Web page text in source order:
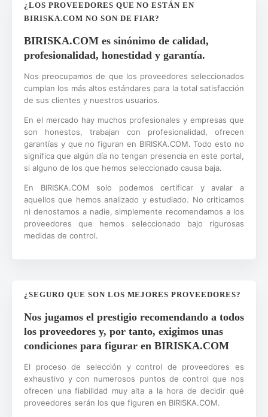
¿LOS PROVEEDORES QUE NO ESTÁN EN
BIRISKA.COM NO SON DE FIAR?
BIRISKA.COM es sinónimo de calidad,
profesionalidad, honestidad y garantía.
Nos preocupamos de que los proveedores seleccionados
cumplan los más altos estándares para la total satisfacción
de sus clientes y nuestros usuarios.
En el mercado hay muchos profesionales y empresas que
son honestos, trabajan con profesionalidad, ofrecen
garantías y que no figuran en BIRISKA.COM. Todo esto no
significa que algún día no tengan presencia en este portal,
si alguno de los que hemos seleccionado causa baja.
En BIRISKA.COM solo podemos certificar y avalar a
aquellos que hemos analizado y estudiado. No criticamos
ni denostamos a nadie, simplemente recomendamos a los
proveedores que hemos seleccionado bajo rigurosas
medidas de control.
¿SEGURO QUE SON LOS MEJORES PROVEEDORES?
Nos jugamos el prestigio recomendando a todos
los proveedores y, por tanto, exigimos unas
condiciones para figurar en BIRISKA.COM
El proceso de selección y control de proveedores es
exhaustivo y con numerosos puntos de control que nos
ofrecen una fiabilidad muy alta a la hora de decidir qué
proveedores serán los que figuren en BIRISKA.COM.